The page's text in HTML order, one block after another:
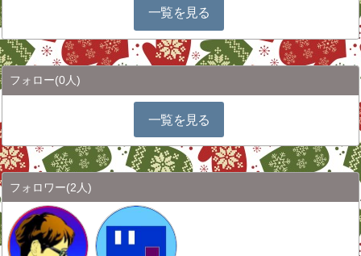
一覧を見る
フォロー(0人)
一覧を見る
フォロワー(2人)